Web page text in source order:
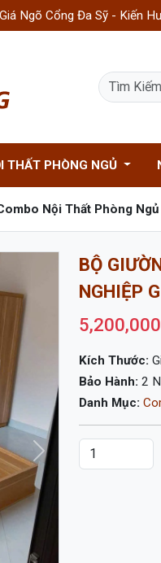
Ngõ Cổng Đa Sỹ - Kiến
THẤT PHÒNG NGỦ
Nội Thất Phòng Ngủ
Sau
BỘ
NGHIỆP
Kích Thước:
Bảo Hành:2
Danh Mục: